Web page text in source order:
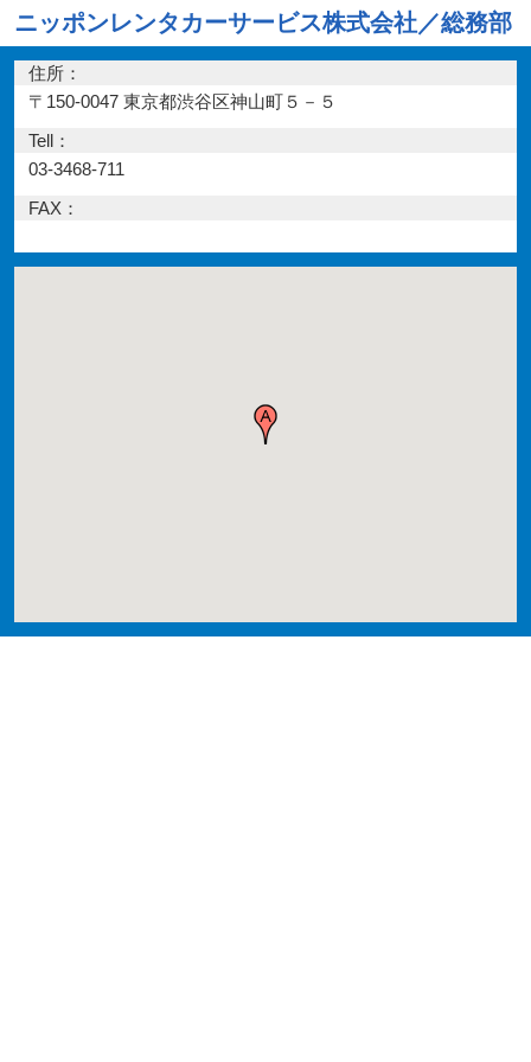
ニッポンレンタカーサービス株式会社／総務部
住所：
〒150-0047 東京都渋谷区神山町５－５
Tell：
03-3468-711
FAX：